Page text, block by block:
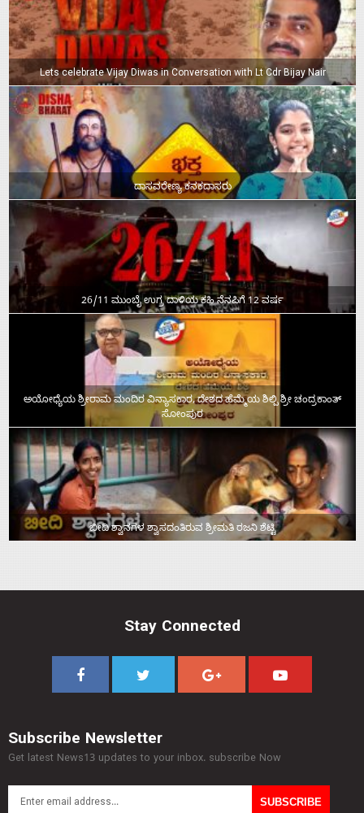
Lets celebrate Vijay Diwas in Conversation with Lt Cdr Bijay Nair
ದಾಸವರೇಣ್ಯ ಕನಕದಾಸರು
26/11 ಮುಂಬೈ ಉಗ್ರ ದಾಳಿಯ ಕಹಿ ನೆನಪಿಗೆ 12 ವರ್ಷ
ಅಯೋಧ್ಯೆಯ ಶ್ರೀರಾಮ ಮಂದಿರ ವಿನ್ಯಾಸಕಾರ, ದೇಶದ ಹೆಮ್ಮೆಯ ಶಿಲ್ಪಿ ಶ್ರೀ ಚಂದ್ರಕಾಂತ್‌
ಸೋಂಪುರ
ಬೀದಿ ಶ್ವಾನಗಳ ಶ್ವಾಸದಂತಿರುವ ಶ್ರೀಮತಿ ರಜನಿ ಶೆಟ್ಟಿ
Stay Connected
Subscribe Newsletter
Get latest News13 updates to your inbox. subscribe Now